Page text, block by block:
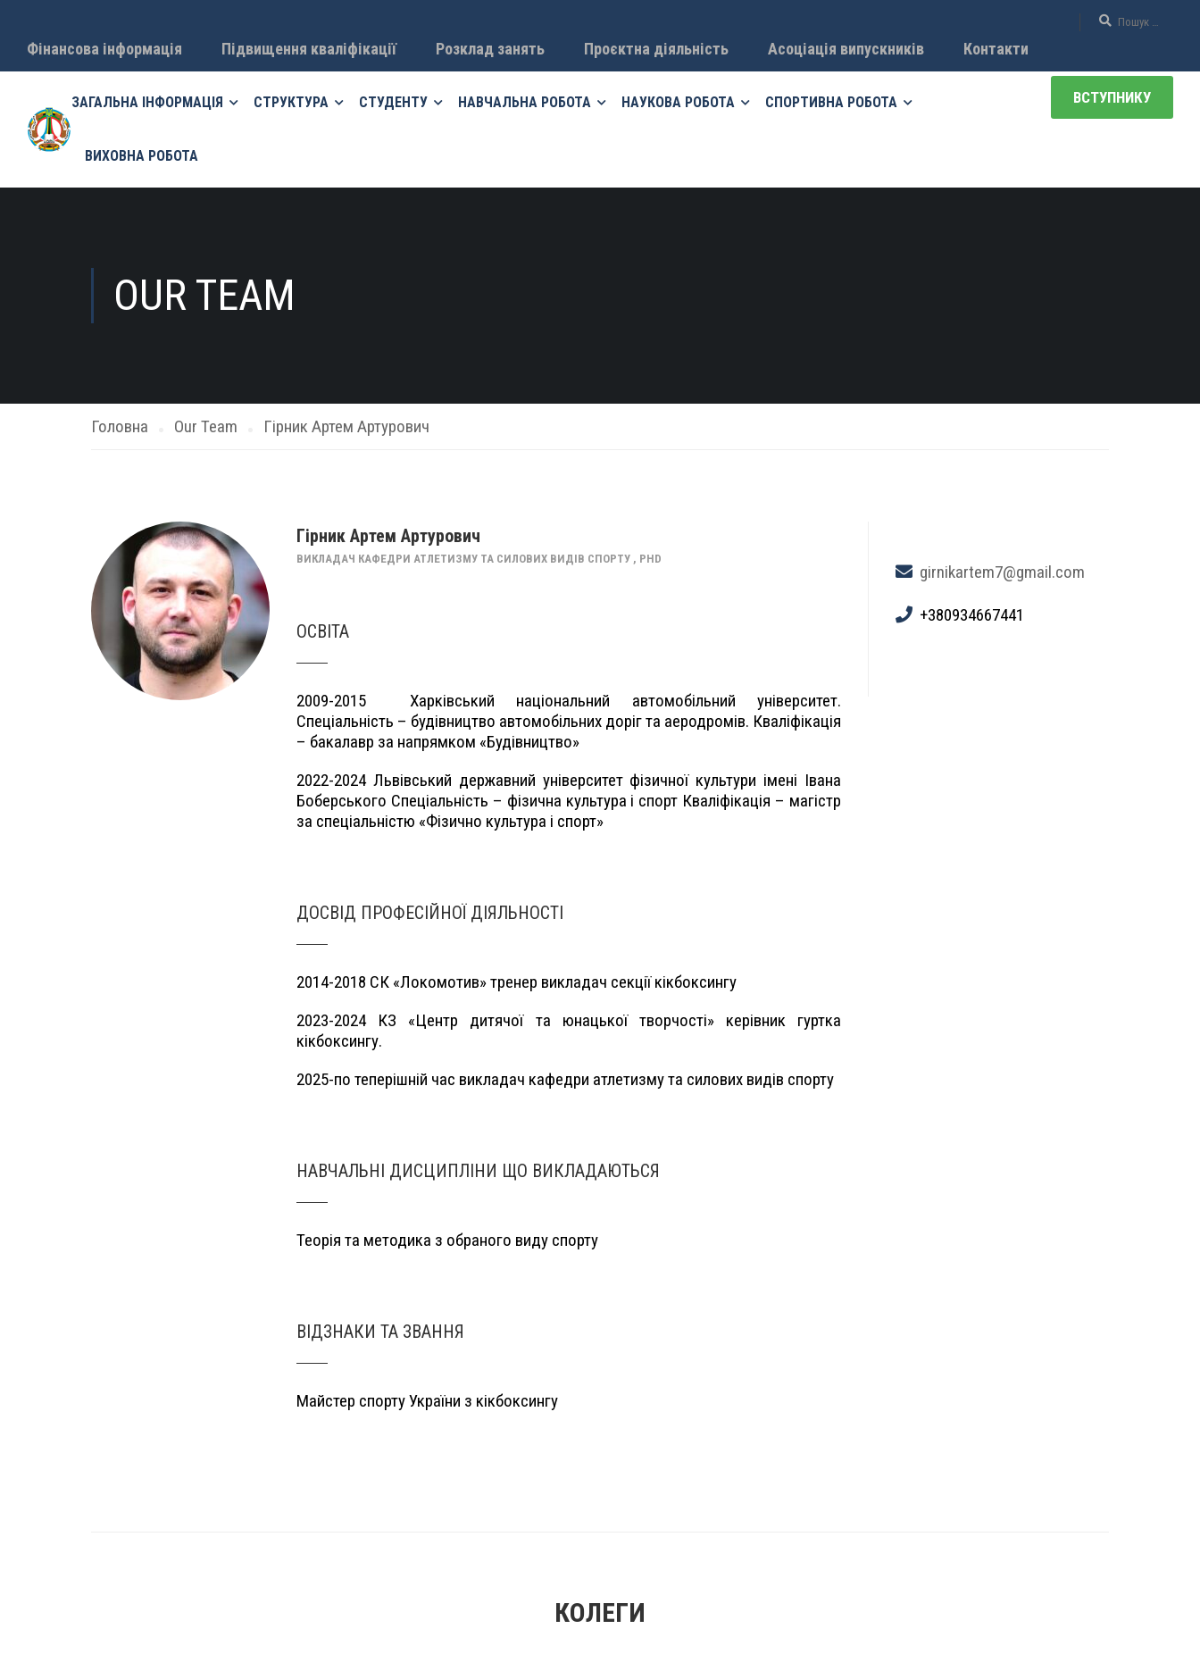
Фінансова інформація Підвищення кваліфікації Розклад занять Проєктна діяльність Асоціація випускників Контакти
ЗАГАЛЬНА ІНФОРМАЦІЯ СТРУКТУРА СТУДЕНТУ НАВЧАЛЬНА РОБОТА НАУКОВА РОБОТА СПОРТИВНА РОБОТА
ВИХОВНА РОБОТА
ВСТУПНИКУ
OUR TEAM
Головна Our Team Гірник Артем Артурович
Гірник Артем Артурович
ВИКЛАДАЧ КАФЕДРИ АТЛЕТИЗМУ ТА СИЛОВИХ ВИДІВ СПОРТУ , PHD
ОСВІТА
2009-2015 Харківський національний автомобільний університет.
Спеціальність – будівництво автомобільних доріг та аеродромів. Кваліфікація
– бакалавр за напрямком «Будівництво»
2022-2024 Львівський державний університет фізичної культури імені Івана
Боберського Спеціальність – фізична культура і спорт Кваліфікація – магістр
за спеціальністю «Фізично культура і спорт»
ДОСВІД ПРОФЕСІЙНОЇ ДІЯЛЬНОСТІ
2014-2018 СК «Локомотив» тренер викладач секції кікбоксингу
2023-2024 КЗ «Центр дитячої та юнацької творчості» керівник гуртка
кікбоксингу.
2025-по теперішній час викладач кафедри атлетизму та силових видів спорту
НАВЧАЛЬНІ ДИСЦИПЛІНИ ЩО ВИКЛАДАЮТЬСЯ
Теорія та методика з обраного виду спорту
ВІДЗНАКИ ТА ЗВАННЯ
Майстер спорту України з кікбоксингу
girnikartem7@gmail.com
+380934667441
КОЛЕГИ